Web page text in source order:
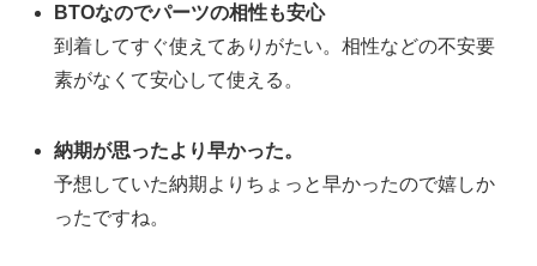
BTOなのでパーツの相性も安心
到着してすぐ使えてありがたい。相性などの不安要
素がなくて安心して使える。
納期が思ったより早かった。
予想していた納期よりちょっと早かったので嬉しか
ったですね。